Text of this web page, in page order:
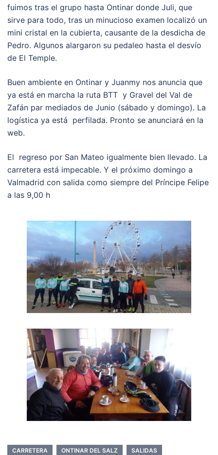
fuimos tras el grupo hasta Ontinar donde Juli, que
sirve para todo, tras un minucioso examen localizó un
mini cristal en la cubierta, causante de la desdicha de
Pedro. Algunos alargaron su pedaleo hasta el desvío
de El Temple.
Buen ambiente en Ontinar y Juanmy nos anuncia que
ya está en marcha la ruta BTT y Gravel del Val de
Zafán par mediados de Junio (sábado y domingo). La
logística ya está perfilada. Pronto se anunciará en la
web.
El regreso por San Mateo igualmente bien llevado. La
carretera está impecable. Y el próximo domingo a
Valmadrid con salida como siempre del Príncipe Felipe
a las 9,00 h
CARRETERA ONTINAR DEL SALZ SALIDAS